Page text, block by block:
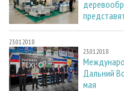
23.01.2018
23.01.2018
Дальний
мая